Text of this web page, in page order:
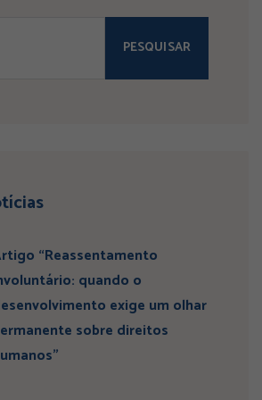
PESQUISAR
“Reassentamento
quando o
exige um olhar
sobre direitos